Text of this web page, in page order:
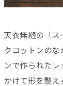
天衣無縫の「ス
クコットンの
ンで作られたレ
かけて形を整え